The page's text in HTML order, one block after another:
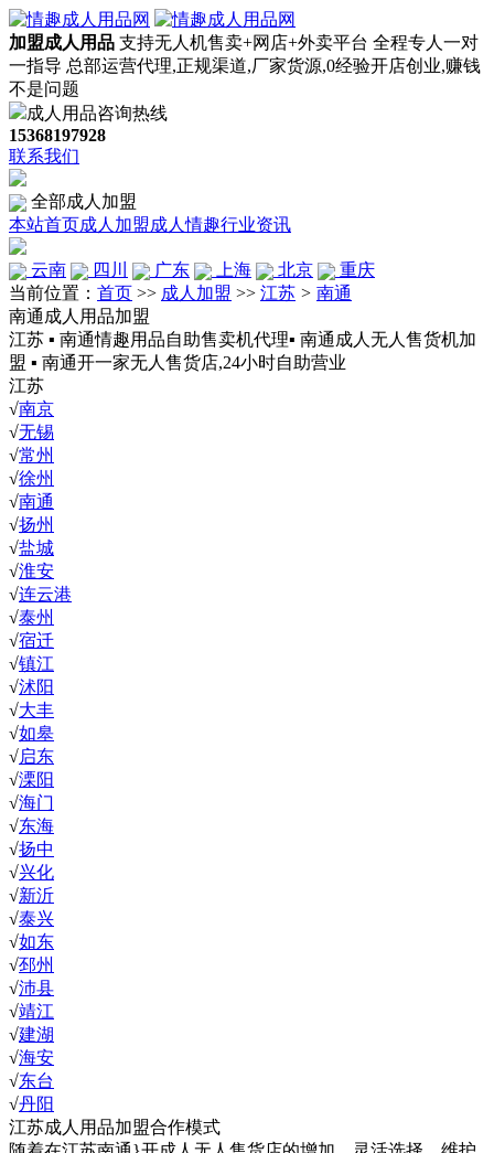
加盟成人用品 支持无人机售卖+网店+外卖平台 全程专人一对
一指导 总部运营代理,正规渠道,厂家货源,0经验开店创业,赚钱
不是问题
成人用品咨询热线
15368197928
联系我们
全部成人加盟
本站首页成人加盟成人情趣行业资讯
云南 四川 广东 上海 北京
重庆
当前位置： 首页 >> 成人加盟 >> 江苏 > 南通
南通成人用品加盟
江苏 ▪ 南通情趣用品自助售卖机代理▪ 南通成人无人售货机加
盟 ▪ 南通开一家无人售货店,24小时自助营业
江苏
√南京
√无锡
√常州
√徐州
√南通
√扬州
√盐城
√淮安
√连云港
√泰州
√宿迁
√镇江
√沭阳
√大丰
√如皋
√启东
√溧阳
√海门
√东海
√扬中
√兴化
√新沂
√泰兴
√如东
√邳州
√沛县
√靖江
√建湖
√海安
√东台
√丹阳
江苏成人用品加盟合作模式